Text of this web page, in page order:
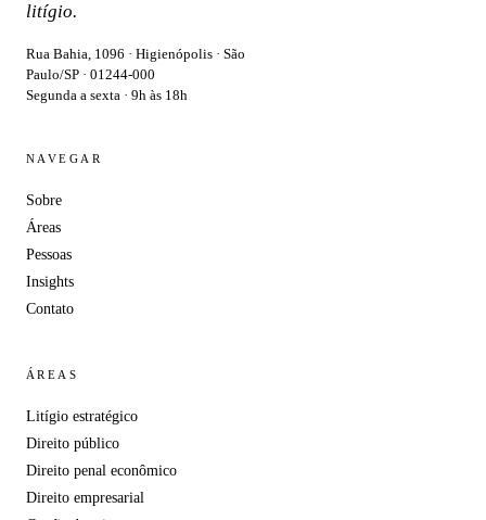
litígio.
Rua Bahia, 1096 · Higienópolis · São
Paulo/SP · 01244-000
Segunda a sexta · 9h às 18h
NAVEGAR
Sobre
Áreas
Pessoas
Insights
Contato
ÁREAS
Litígio estratégico
Direito público
Direito penal econômico
Direito empresarial